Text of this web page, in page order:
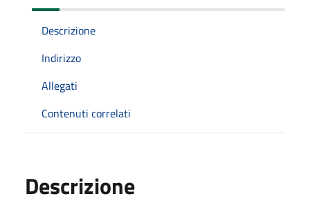
Descrizione
Indirizzo
Allegati
Contenuti correlati
Descrizione